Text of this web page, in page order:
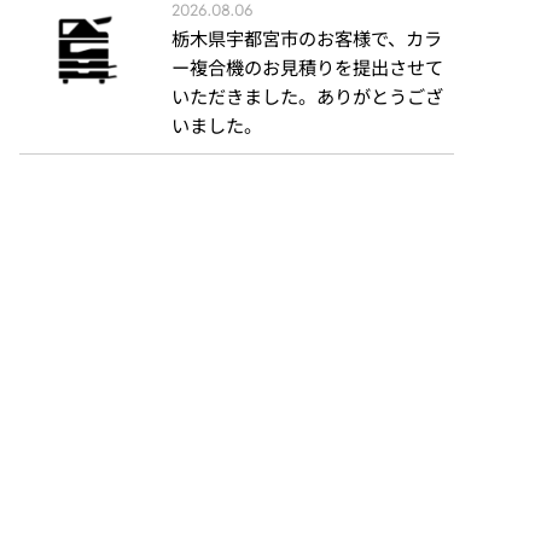
2026.08.06
栃木県宇都宮市のお客様で、カラ
ー複合機のお見積りを提出させて
いただきました。ありがとうござ
いました。